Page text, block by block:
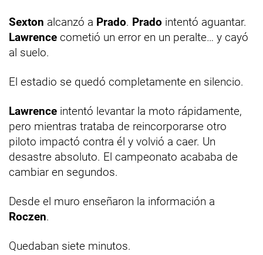
Sexton alcanzó a Prado. Prado intentó aguantar.
Lawrence cometió un error en un peralte… y cayó
al suelo.
El estadio se quedó completamente en silencio.
Lawrence intentó levantar la moto rápidamente,
pero mientras trataba de reincorporarse otro
piloto impactó contra él y volvió a caer. Un
desastre absoluto. El campeonato acababa de
cambiar en segundos.
Desde el muro enseñaron la información a
Roczen.
Quedaban siete minutos.